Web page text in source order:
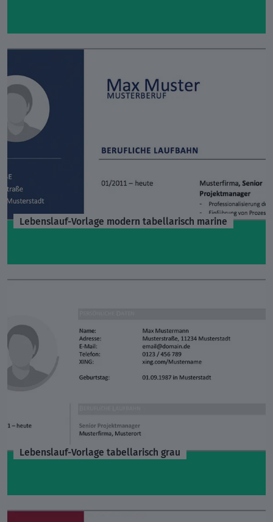
Lebenslauf-Vorlage modern tabellarisch marine
Lebenslauf-Vorlage tabellarisch grau